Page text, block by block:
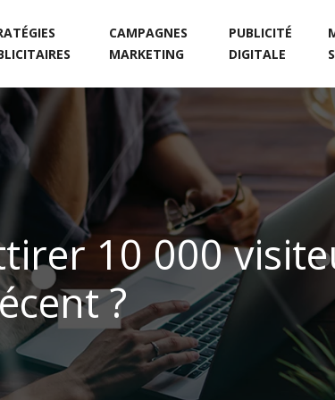
CAMPAGNES
MARKETING
PUBLICITÉ
DIGITALE
10 000
?